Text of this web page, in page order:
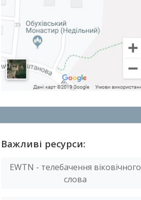
Важливі ресурси:
EWTN - телебачення віковічного
слова